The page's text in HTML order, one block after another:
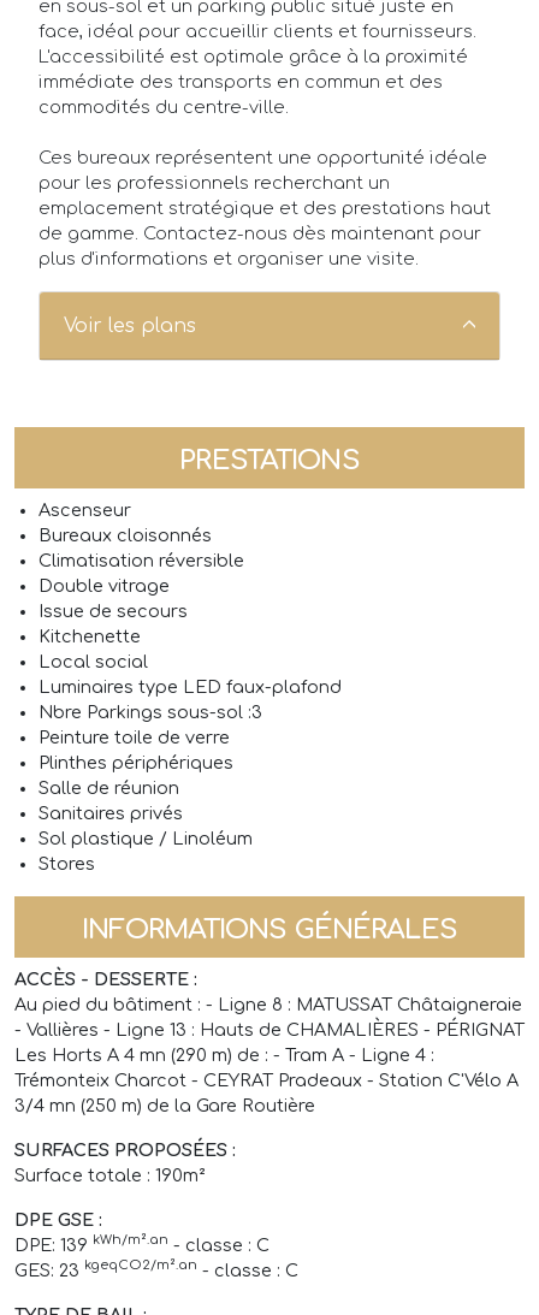
Annonces
Acheteurs/Locataires
Propriétaires/Bailleurs
Actualités
Qui sommes-nous ?
en sous-sol et un parking public situé juste en
face, idéal pour accueillir clients et fournisseurs.
L'accessibilité est optimale grâce à la proximité
immédiate des transports en commun et des
commodités du centre-ville.
Ces bureaux représentent une opportunité idéale
pour les professionnels recherchant un
emplacement stratégique et des prestations haut
de gamme. Contactez-nous dès maintenant pour
plus d'informations et organiser une visite.
Voir les plans
PRESTATIONS
Ascenseur
Bureaux cloisonnés
Climatisation réversible
Double vitrage
Issue de secours
Kitchenette
Local social
Luminaires type LED faux-plafond
Nbre Parkings sous-sol :3
Peinture toile de verre
Plinthes périphériques
Salle de réunion
Sanitaires privés
Sol plastique / Linoléum
Stores
INFORMATIONS GÉNÉRALES
ACCÈS - DESSERTE :
Au pied du bâtiment : - Ligne 8 : MATUSSAT Châtaigneraie
- Vallières - Ligne 13 : Hauts de CHAMALIÈRES - PÉRIGNAT
Les Horts A 4 mn (290 m) de : - Tram A - Ligne 4 :
Trémonteix Charcot - CEYRAT Pradeaux - Station C'Vélo A
3/4 mn (250 m) de la Gare Routière
SURFACES PROPOSÉES :
Surface totale : 190m²
DPE GSE :
DPE: 139 kWh/m².an - classe : C
GES: 23 kgeqCO2/m².an - classe : C